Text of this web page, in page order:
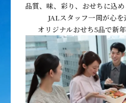
品質、味、彩り、おせちに込
JALスタッフ一同が心を
オリジナルおせち5品で新